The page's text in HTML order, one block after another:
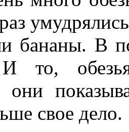
бананы. В
И то,
свое дело.